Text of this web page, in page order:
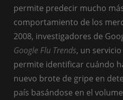
permite predecir mucho
comportamiento de los
2008, investigadores de
Google Flu Trends, un
permite identificar cuándo
nuevo brote de gripe en
país basándose en el